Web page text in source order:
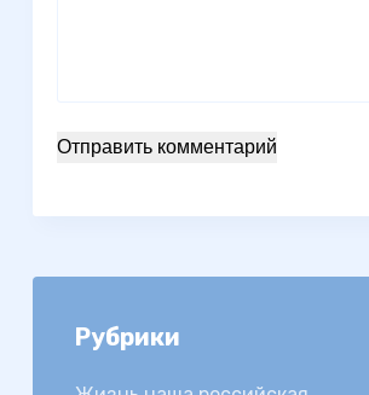
Отправить комментарий
Рубрики